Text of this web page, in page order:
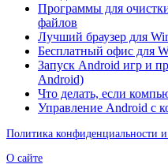
Программы для
файлов
Лучший браузер для
Бесплатный офис для
Запуск Android игр и
Android)
Что делать, если
Управление Android с
Политика конфиденциальности
О сайте